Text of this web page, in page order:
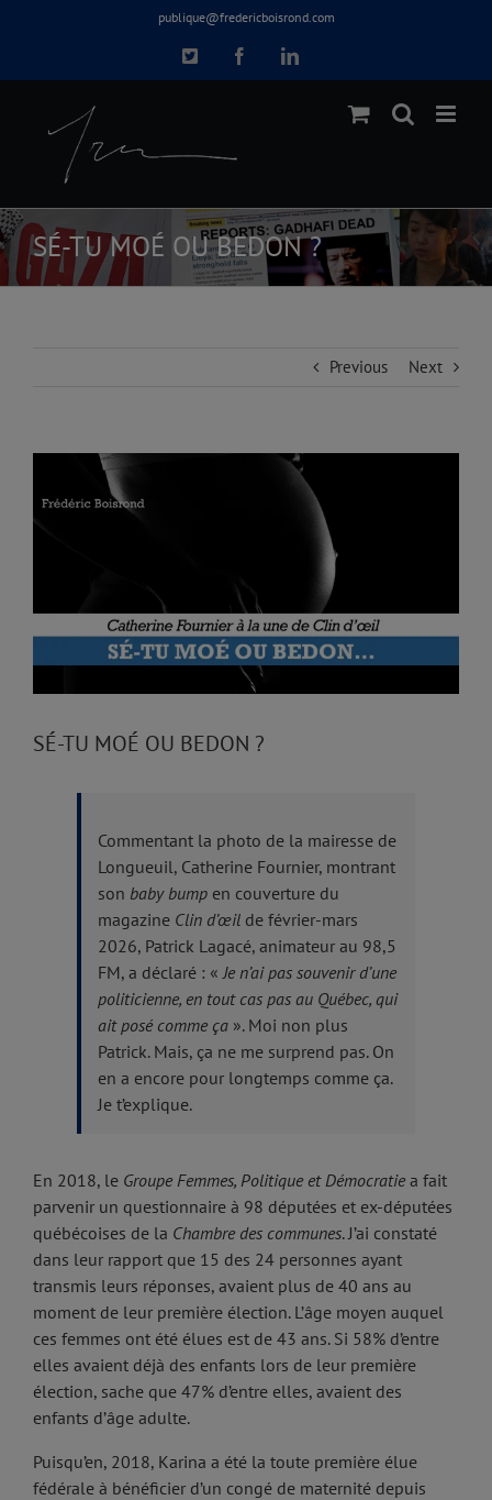
publique@fredericboisrond.com
X FacebookLinkedIn
SÉ-TU MOÉ OU BEDON ?
Previous Next
Image
SÉ-TU MOÉ OU BEDON ?
Commentant la photo de la mairesse de
Longueuil, Catherine Fournier, montrant
son baby bump en couverture du
magazine Clin d’œil de février-mars
2026, Patrick Lagacé, animateur au 98,5
FM, a déclaré : « Je n’ai pas souvenir d’une
politicienne, en tout cas pas au Québec, qui
ait posé comme ça ». Moi non plus
Patrick. Mais, ça ne me surprend pas. On
en a encore pour longtemps comme ça.
Je t’explique.
En 2018, le Groupe Femmes, Politique et Démocratie a fait
parvenir un questionnaire à 98 députées et ex-députées
québécoises de la Chambre des communes. J’ai constaté
dans leur rapport que 15 des 24 personnes ayant
transmis leurs réponses, avaient plus de 40 ans au
moment de leur première élection. L’âge moyen auquel
ces femmes ont été élues est de 43 ans. Si 58% d’entre
elles avaient déjà des enfants lors de leur première
élection, sache que 47% d’entre elles, avaient des
enfants d’âge adulte.
Puisqu’en, 2018, Karina a été la toute première élue
fédérale à bénéficier d’un congé de maternité depuis